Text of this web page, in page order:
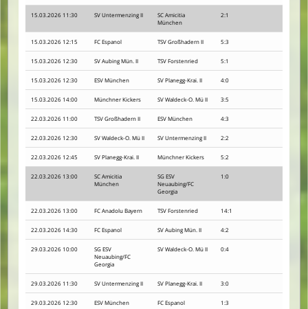
15.03.2026 11:30 SV Untermenzing II
SC Amicitia
München
2:1
15.03.2026 12:15 FC Espanol TSV Großhadern II 5:3
15.03.2026 12:30 SV Aubing Mün. II TSV Forstenried 5:1
15.03.2026 12:30 ESV München SV Planegg-Krai. II 4:0
15.03.2026 14:00 Münchner Kickers SV Waldeck-O. Mü II 3:5
22.03.2026 11:00 TSV Großhadern II ESV München 4:3
22.03.2026 12:30 SV Waldeck-O. Mü II SV Untermenzing II 2:2
22.03.2026 12:45 SV Planegg-Krai. II Münchner Kickers 5:2
22.03.2026 13:00
SC Amicitia
München
SG ESV
Neuaubing/FC
Georgia
1:0
22.03.2026 13:00 FC Anadolu Bayern TSV Forstenried 14:1
22.03.2026 14:30 FC Espanol SV Aubing Mün. II 4:2
29.03.2026 10:00
SG ESV
Neuaubing/FC
Georgia
SV Waldeck-O. Mü II 0:4
29.03.2026 11:30 SV Untermenzing II SV Planegg-Krai. II 3:0
29.03.2026 12:30 ESV München FC Espanol 1:3